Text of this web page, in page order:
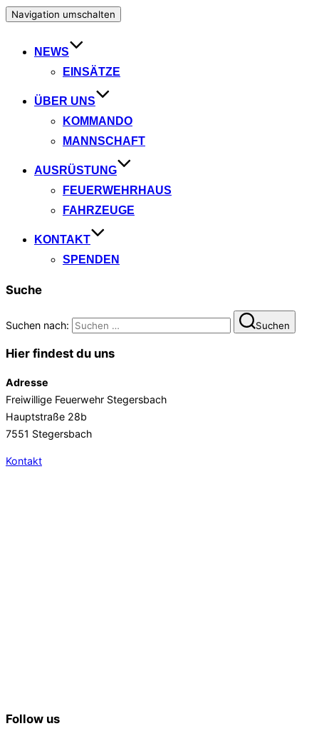
Navigation umschalten
NEWS
EINSÄTZE
ÜBER UNS
KOMMANDO
MANNSCHAFT
AUSRÜSTUNG
FEUERWEHRHAUS
FAHRZEUGE
KONTAKT
SPENDEN
Suche
Suchen nach: Suchen
Hier findest du uns
Adresse
Freiwillige Feuerwehr Stegersbach
Hauptstraße 28b
7551 Stegersbach
Kontakt
Follow us